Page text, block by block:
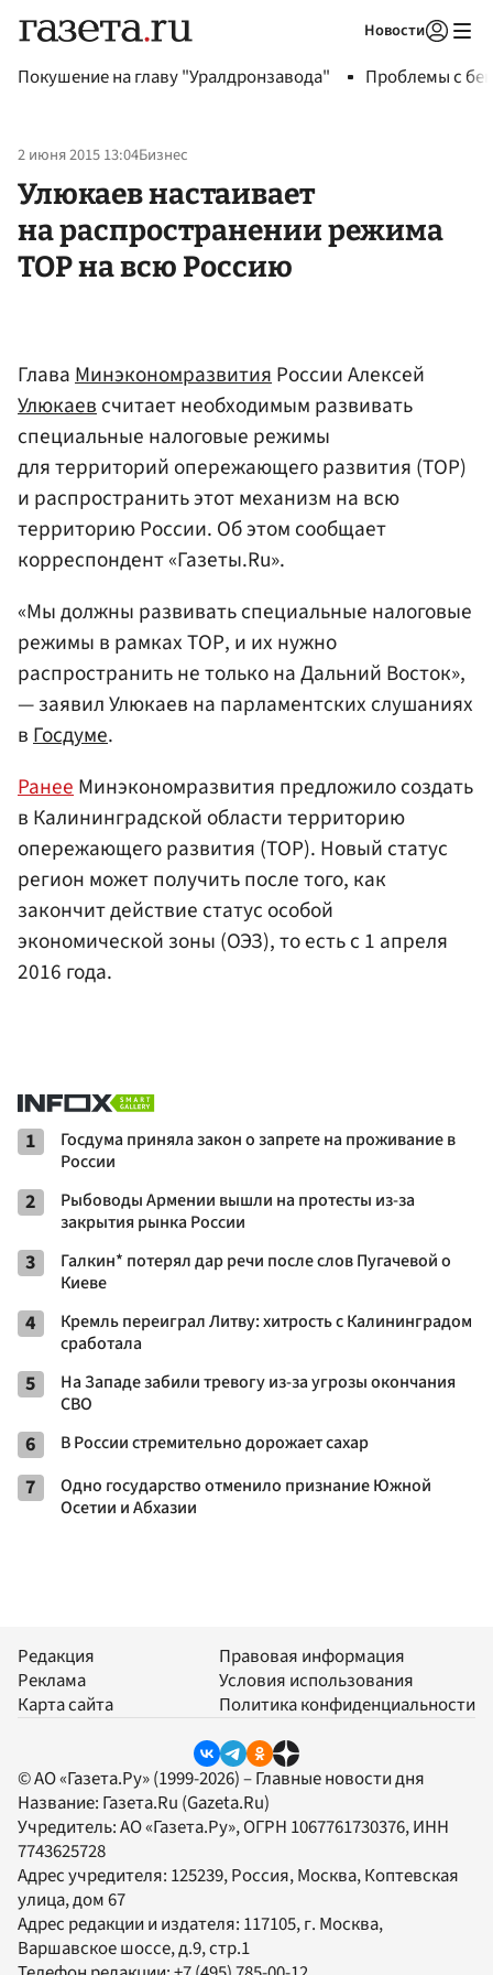
Новости
Покушение на главу "Уралдронзавода" Проблемы с
2 июня 2015 13:04Бизнес
Улюкаев настаивает
на распространении режима
ТОР на всю Россию
ГлаваМинэкономразвитияРоссии Алексей
Улюкаевсчитает необходимым развивать
специальные налоговые режимы
для территорий опережающего развития (ТОР)
и распространить этот механизм на всю
территорию России. Об этом сообщает
корреспондент «Газеты.Ru».
«Мы должны развивать специальные налоговые
режимы в рамках ТОР, и их нужно
распространить не только на Дальний Восток»,
— заявил Улюкаев на парламентских слушаниях
вГосдуме.
РанееМинэкономразвития предложило создать
в Калининградской области территорию
опережающего развития (ТОР). Новый статус
регион может получить после того, как
закончит действие статус особой
экономической зоны (ОЭЗ), то есть с 1 апреля
2016 года.
1
Госдума приняла закон о запрете на проживание в
России
2
Рыбоводы Армении вышли на протесты из-за
закрытия рынка России
3
Галкин* потерял дар речи после слов Пугачевой о
Киеве
4
Кремль переиграл Литву: хитрость с Калининградом
сработала
5
На Западе забили тревогу из-за угрозы окончания
СВО
6 В России стремительно дорожает сахар
7
Одно государство отменило признание Южной
Осетии и Абхазии
Редакция
Реклама
Карта сайта
Правовая информация
Условия использования
Политика конфиденциальности
© АО «Газета.Ру» (1999-2026) – Главные новости дня
Название: Газета.Ru (Gazeta.Ru)
Учредитель:АО «Газета.Ру», ОГРН 1067761730376, ИНН
7743625728
Адрес учредителя: 125239, Россия, Москва, Коптевская
улица, дом 67
Адрес редакции и издателя: 117105, г. Москва,
Варшавское шоссе, д.9, стр.1